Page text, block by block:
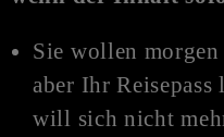
Sie wollen
aber Ihr
will sich nicht